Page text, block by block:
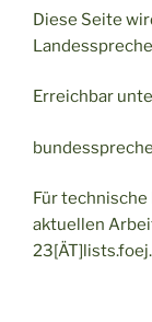
Diese Seite
Erreichbar
Für
aktuellen